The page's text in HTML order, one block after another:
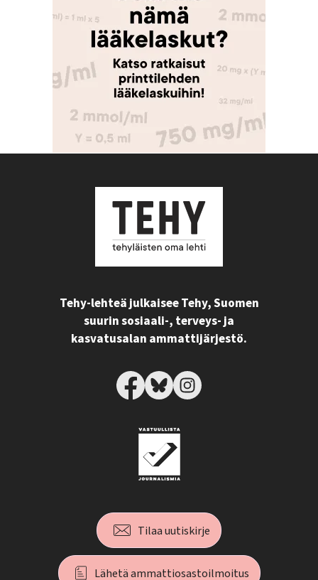
Tehy-lehteä julkaisee Tehy, Suomen
suurin sosiaali-, terveys- ja
kasvatusalan ammattijärjestö.
Tilaa uutiskirje
Lähetä ammattiosastoilmoitus